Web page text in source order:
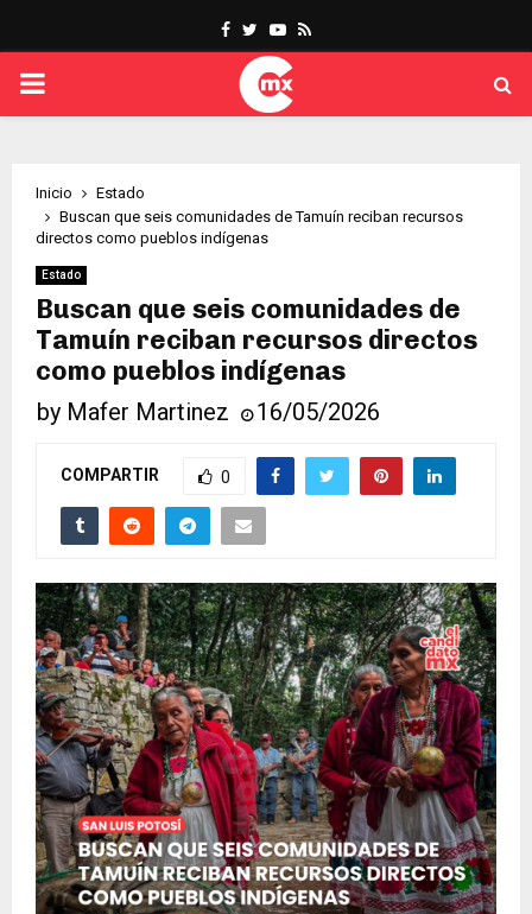
Facebook
Twitter
Youtube
Rss
PRIMARY
Inicio
Estado
Buscan que seis comunidades de Tamuín reciban recursos
directos como pueblos indígenas
Estado
Buscan que seis comunidades de
Tamuín reciban recursos directos
como pueblos indígenas
by Mafer Martinez 16/05/2026
COMPARTIR 0